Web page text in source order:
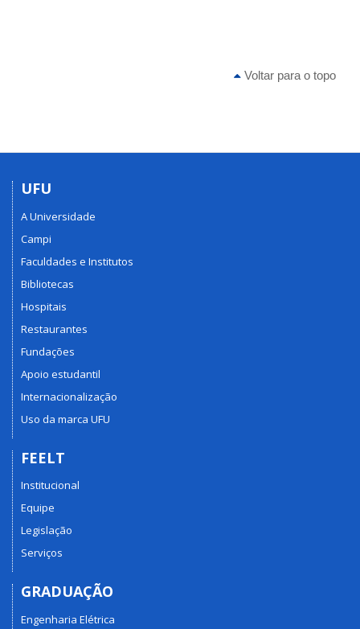
Voltar para o topo
UFU
A Universidade
Campi
Faculdades e Institutos
Bibliotecas
Hospitais
Restaurantes
Fundações
Apoio estudantil
Internacionalização
Uso da marca UFU
FEELT
Institucional
Equipe
Legislação
Serviços
GRADUAÇÃO
Engenharia Elétrica